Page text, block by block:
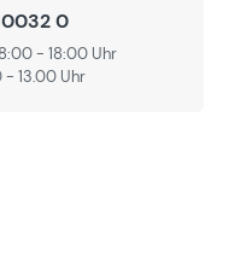
0
- 18:00 Uhr
13.00 Uhr